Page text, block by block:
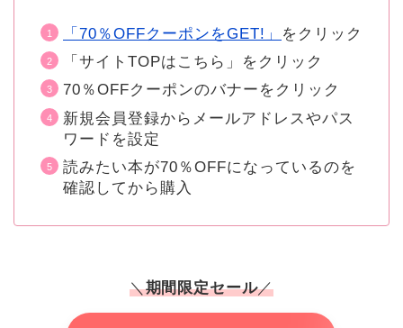
「70％OFFクーポンをGET!」
をクリック
「サイトTOPはこちら」をクリック
70％OFFクーポンのバナーをクリック
新規会員登録からメールアドレスやパス
ワードを設定
読みたい本が70％OFFになっているのを
確認してから購入
＼期間限定セール／